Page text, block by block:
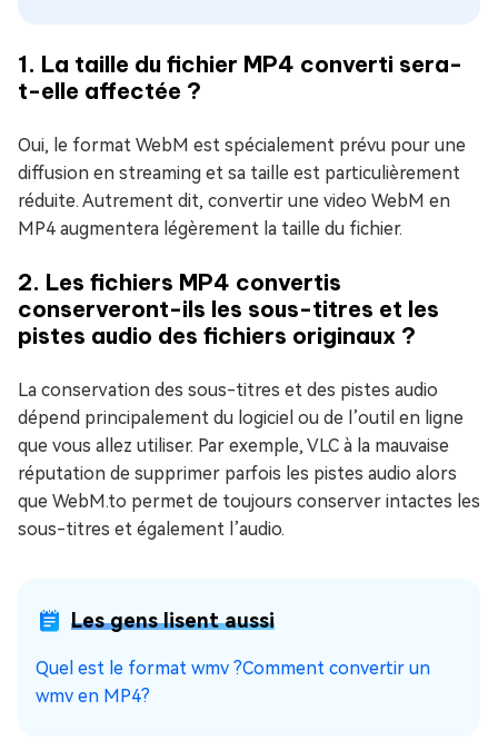
1. La taille du fichier MP4 converti sera-
t-elle affectée ?
Oui, le format WebM est spécialement prévu pour une
diffusion en streaming et sa taille est particulièrement
réduite. Autrement dit, convertir une video WebM en
MP4 augmentera légèrement la taille du fichier.
2. Les fichiers MP4 convertis
conserveront-ils les sous-titres et les
pistes audio des fichiers originaux ?
La conservation des sous-titres et des pistes audio
dépend principalement du logiciel ou de l’outil en ligne
que vous allez utiliser. Par exemple, VLC à la mauvaise
réputation de supprimer parfois les pistes audio alors
que WebM.to permet de toujours conserver intactes les
sous-titres et également l’audio.
Les gens lisent aussi
Quel est le format wmv ?Comment convertir un
wmv en MP4?